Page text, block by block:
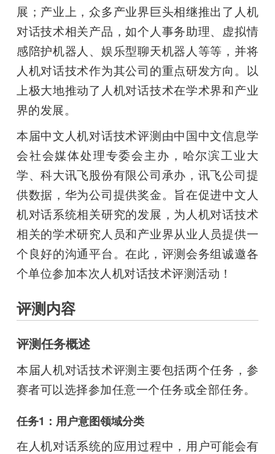
展；产业上，众多产业界巨头相继推出了人机
对话技术相关产品，如个人事务助理、虚拟情
感陪护机器人、娱乐型聊天机器人等等，并将
人机对话技术作为其公司的重点研发方向。以
上极大地推动了人机对话技术在学术界和产业
界的发展。
本届中文人机对话技术评测由中国中文信息学
会社会媒体处理专委会主办，哈尔滨工业大
学、科大讯飞股份有限公司承办，讯飞公司提
供数据，华为公司提供奖金。旨在促进中文人
机对话系统相关研究的发展，为人机对话技术
相关的学术研究人员和产业界从业人员提供一
个良好的沟通平台。在此，评测会务组诚邀各
个单位参加本次人机对话技术评测活动！
评测内容
评测任务概述
本届人机对话技术评测主要包括两个任务，参
赛者可以选择参加任意一个任务或全部任务。
任务1：用户意图领域分类
在人机对话系统的应用过程中，用户可能会有